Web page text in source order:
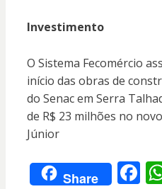
Investimento
O Sistema Fecomércio
início das obras de
do Senac em Serra
de R$ 23 milhões no
Júnior
Share F